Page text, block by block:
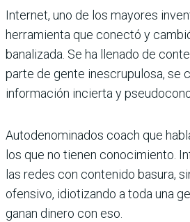
Internet, uno de los mayores
herramienta que conectó y
banalizada. Se ha llenado de
parte de gente inescrupulosa, se
información incierta y
Autodenominados coach que
los que no tienen conocimiento.
las redes con contenido basura,
ofensivo, idiotizando a toda una
ganan dinero con eso.